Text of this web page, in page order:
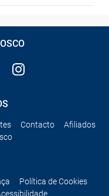
Contacto
Afiliados
Política de Cookies